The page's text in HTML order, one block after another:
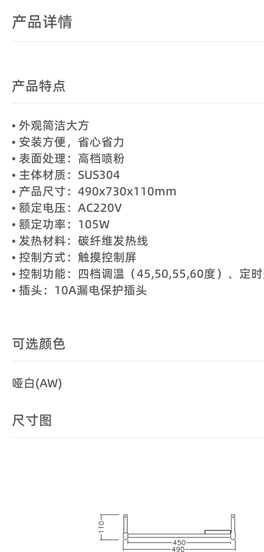
产品详情
产品特点
• 外观简洁大方
• 安装方便，省心省力
• 表面处理：高档喷粉
• 主体材质：SUS304
• 产品尺寸：490x730x110mm
• 额定电压：AC220V
• 额定功率：105W
• 发热材料：碳纤维发热线
• 控制方式：触摸控制屏
• 控制功能：四档调温（45,50,55,60度）、定
• 插头：10A漏电保护插头
可选颜色
哑白(AW)
尺寸图